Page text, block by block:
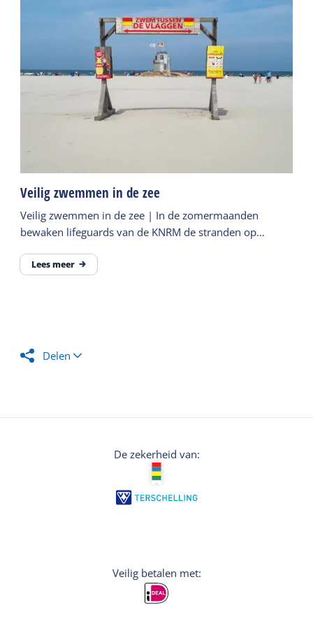
Veilig zwemmen in de zee
Veilig zwemmen in de zee | In de zomermaanden
bewaken lifeguards van de KNRM de stranden op
Lees meer
Delen
De zekerheid van:
Veilig betalen met: